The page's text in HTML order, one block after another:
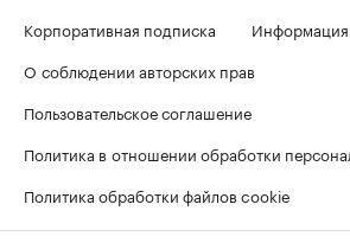
Корпоративная подписка
Информация
О соблюдении авторских прав
Пользовательское соглашение
Политика в отношении обработки
Политика обработки файлов cookie